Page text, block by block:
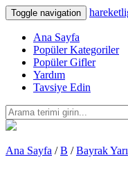
Toggle navigation
Ana Sayfa
Popüler Kategoriler
Popüler Gifler
Yardım
Tavsiye Edin
Ana Sayfa /B /Bayrak